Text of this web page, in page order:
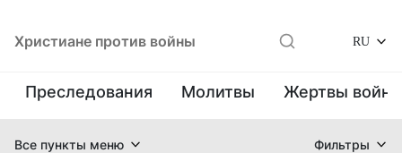
Христиане против войны RU
Преследования Молитвы Жертвы
Все пункты меню Фильтры